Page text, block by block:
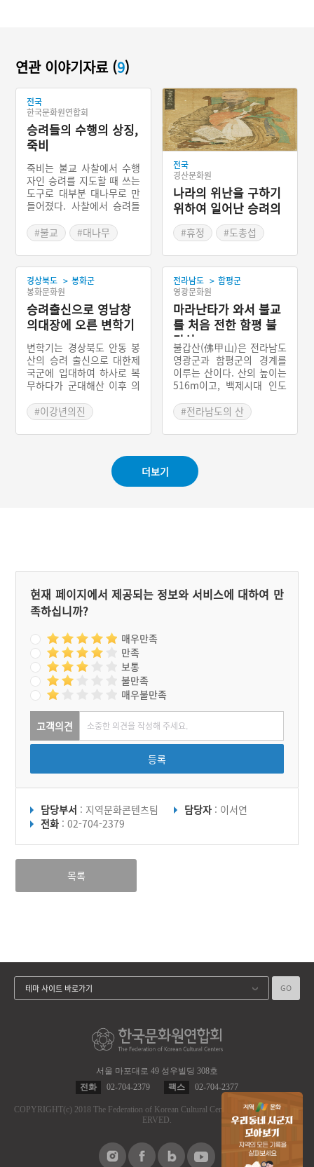
연관 이야기자료 (9)
전국
한국문화원연합회
승려들의 수행의 상징,
죽비
죽비는 불교 사찰에서 수행
자인 승려를 지도할 때 쓰는
도구로 대부분 대나무로 만
들어졌다. 사찰에서 승려들
끝을 알리거나, 앉아서 참선
할 때 졸거나 자세가 흐트러
진 승려의 어깨를 쳐서 정신
을 차리게 하는 용도로 썼
다.
#불교
#대나무
#생활용 목공예
전국
경산문화원
나라의 위난을 구하기
위하여 일어난 승려의
병#휴정
#도총섭
경상북도 > 봉화군
봉화문화원
승려출신으로 영남창
의대장에 오른 변학기
변학기는 경상북도 안동 봉
산의 승려 출신으로 대한제
국군에 입대하여 하사로 복
무하다가 군대해산 이후 의
일제에 의해 대한제국군이
강제 해산되자 그는 경상북
도 각지에 격문을 띄우고,
일으켜 영남창의대장으로
봉화·울진·삼척 등지에서 항
일투쟁을 전개하였다. 1908
#이강년의진
전라남도 > 함평군
영광문화원
마라난타가 와서 불교
를 처음 전한 함평 불
갑산
불갑산(佛甲山)은 전라남도
영광군과 함평군의 경계를
이루는 산이다. 산의 높이는
516m이고, 백제시대 인도
나라에 처음으로 절을 창건
한 것으로 유명하다. 이 때
문에 이 산의 이름이 지어졌
산이라 하여 부처 불(佛)자
에, 첫째 천간 갑(甲)자를 써
서 불갑산이 되었다. 1908
열고 있다.
#전라남도의 산
더보기
현재 페이지에서 제공되는 정보와 서비스에 대하여 만
족하십니까?
매우만족
만족
보통
불만족
매우불만족
고객의견
등록
담당부서 : 지역문화콘텐츠팀 담당자 : 이서연
전화 : 02-704-2379
목록
서울 마포대로 49 성우빌딩 308호
전화
02-704-2379 팩스 02-704-2377
COPYRIGHT(c) 2018 The Federation of Korean Cultural Centers.
ALL RIGHT RES
ERVED.
테마 사이트 바로가기 GO